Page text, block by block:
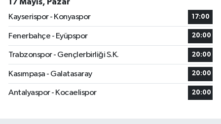
Kayserispor - Konyaspor
17:00
Fenerbahçe - Eyüpspor 20:00
Trabzonspor - Gençlerbirliği S.K. 20:00
Kasımpaşa - Galatasaray 20:00
Antalyaspor - Kocaelispor 20:00